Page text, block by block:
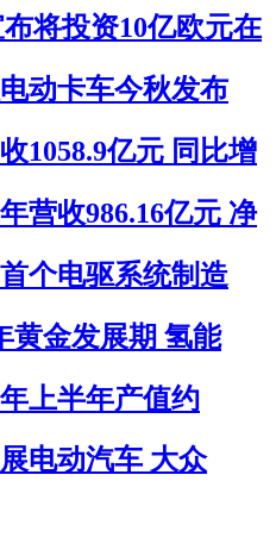
将投资10亿欧元在
动卡车今秋发布
1058.9亿元 同比增
营收986.16亿元 净
个电驱系统制造
黄金发展期 氢能
上半年产值约
电动汽车 大众